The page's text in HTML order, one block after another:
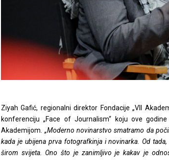
Ziyah Gafić, regionalni direktor Fondacije „VII
konferenciju „Face of Journalism“ koju ove
Akademijom. „Moderno novinarstvo smatramo da
kada je ubijena prva fotografkinja i novinarka. Od
širom svijeta. Ono što je zanimljivo je kakav je